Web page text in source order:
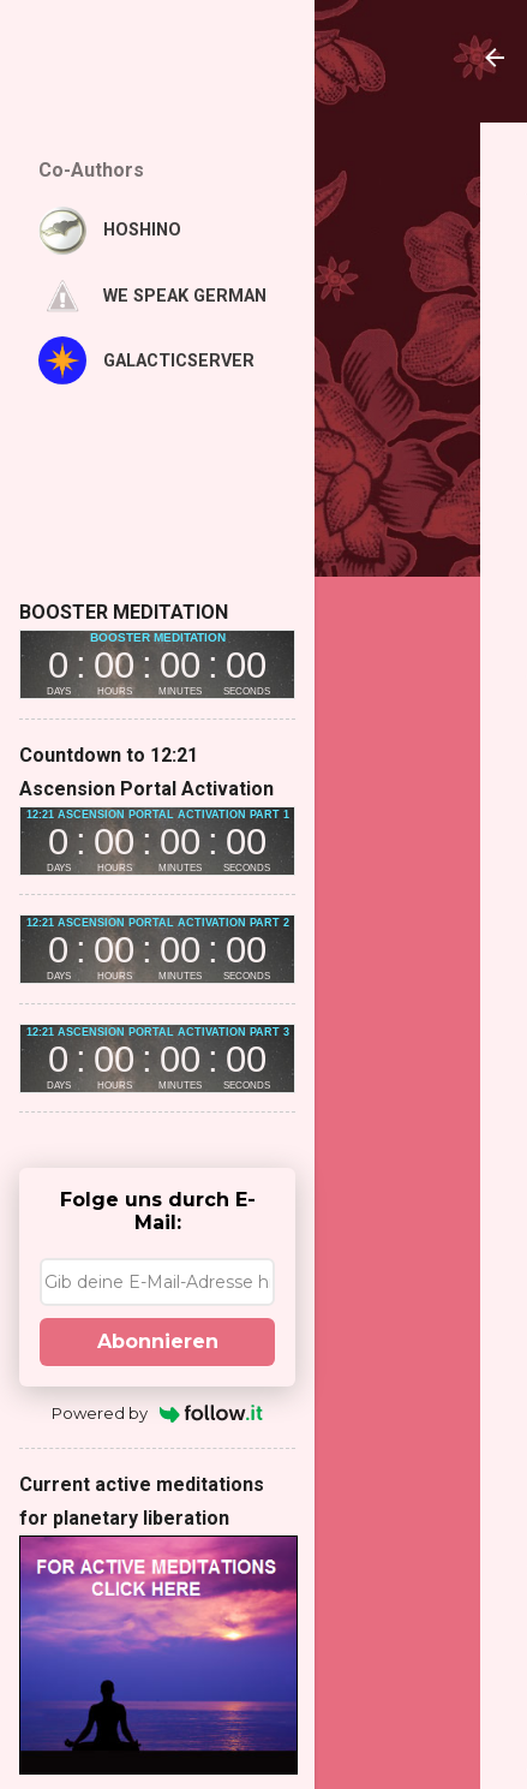
Co-Authors
HOSHINO
WE SPEAK GERMAN
GALACTICSERVER
BOOSTER MEDITATION
Countdown to 12:21
Ascension Portal Activation
Folge uns durch E-
Mail:
Abonnieren
Powered by
Current active meditations
for planetary liberation